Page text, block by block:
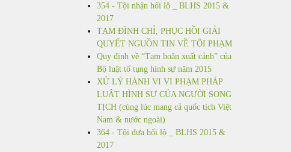
354 - Tội nhận hối lộ _ BLHS 2015 &
2017
TẠM ĐÌNH CHỈ, PHỤC HỒI GIẢI
QUYẾT NGUỒN TIN VỀ TỘI PHẠM
Quy định về “Tạm hoãn xuất cảnh” của
Bộ luật tố tụng hình sự năm 2015
XỬ LÝ HÀNH VI VI PHẠM PHÁP
LUẬT HÌNH SỰ CỦA NGƯỜI SONG
TỊCH (cùng lúc mang cả quốc tịch Việt
Nam & nước ngoài)
364 - Tội đưa hối lộ _ BLHS 2015 &
2017